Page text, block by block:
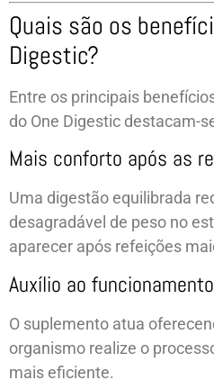
Quais são os
Digestic?
Entre os principais
do One Digestic destacam-
Mais conforto após as
Uma digestão equilibrada
desagradável de peso no
aparecer após refeições
Auxílio ao
O suplemento atua
organismo realize o
mais eficiente.